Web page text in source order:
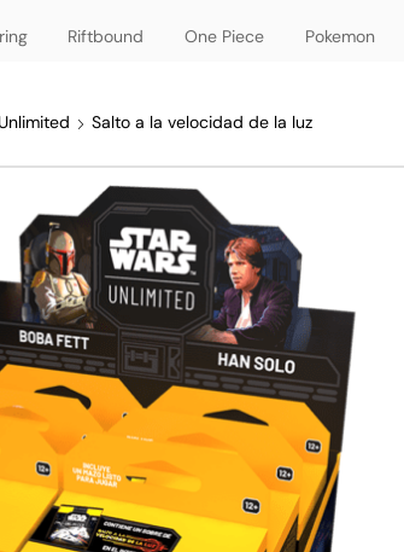
Riftbound One Piece Pokemon
Salto a la velocidad de la luz